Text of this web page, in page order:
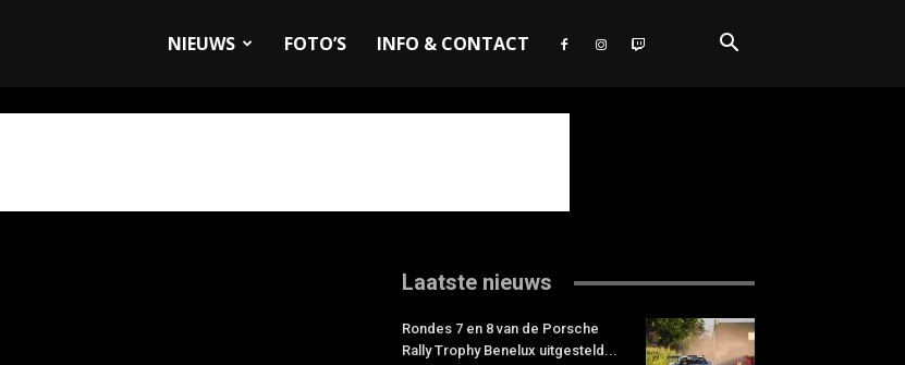
NIEUWS FOTO’S INFO & CONTACT
Laatste nieuws
Rondes 7 en 8 van de Porsche
Rally Trophy Benelux uitgesteld...